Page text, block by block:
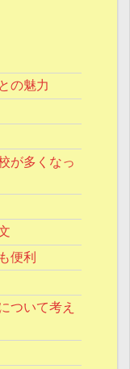
の魅力
が多くなっ
便利
ついて考え